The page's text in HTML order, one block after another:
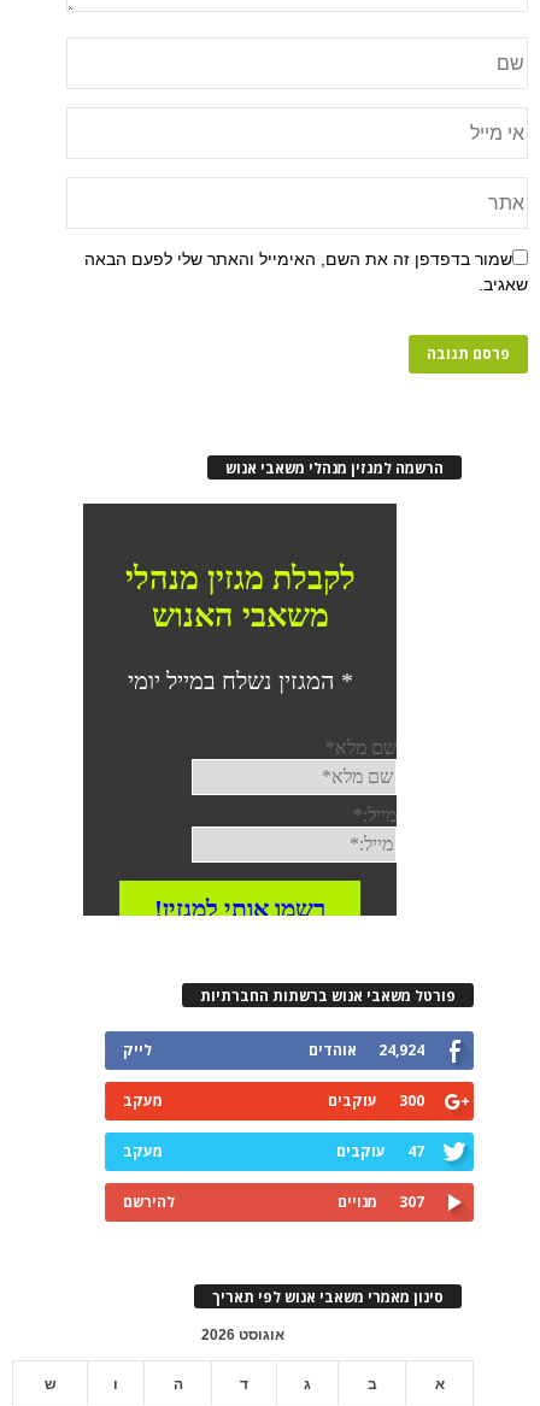
שמור בדפדפן זה את השם, האימייל והאתר שלי לפעם הבאה
שאגיב.
הרשמה למגזין מנהלי משאבי אנוש
פורטל משאבי אנוש ברשתות החברתיות
24,924 אוהדים לייק
300 עוקבים מעקב
47 עוקבים מעקב
307 מנויים להירשם
סינון מאמרי משאבי אנוש לפי תאריך
אוגוסט 2026
א ב ג ד ה ו ש